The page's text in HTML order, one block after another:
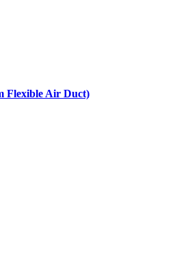
Air Duct)